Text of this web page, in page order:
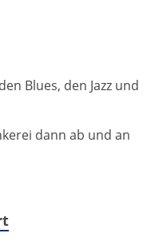
Blues, den Jazz und
dann ab und an